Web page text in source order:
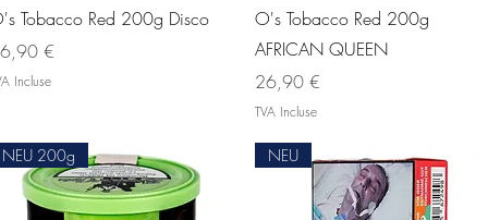
Aperçu rapide
Tobacco Red 200g Disco
€
Incluse
Aperçu rapide
O's Tobacco Red 200g
AFRICAN QUEEN
Prix
26,90 €
TVA Incluse
NEU 200g NEU